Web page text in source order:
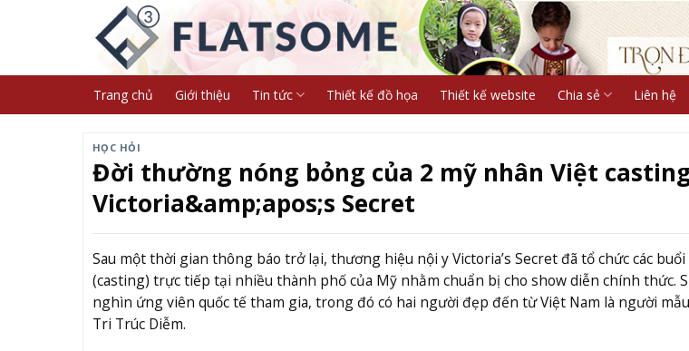
Trang chủ Giới thiệu Tin tức Thiết kế đồ họa Thiết kế website Chia sẻ Liên hệ
HỌC HỎI
Đời thường nóng bỏng của 2 mỹ nhân Việt
Victoria&amp;apos;s Secret
Sau một thời gian thông báo trở lại, thương hiệu nội y Victoria’s Secret đã tổ chức các
(casting) trực tiếp tại nhiều thành phố của Mỹ nhằm chuẩn bị cho show diễn chính thức.
nghìn ứng viên quốc tế tham gia, trong đó có hai người đẹp đến từ Việt Nam là người
Tri Trúc Diễm.